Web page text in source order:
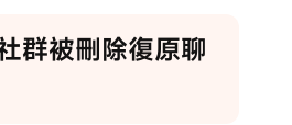
群被刪除復原聊